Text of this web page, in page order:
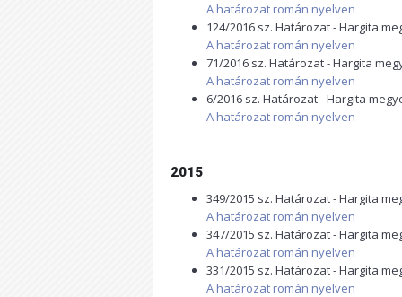
A határozat román nyelven
124/2016 sz. Határozat - Hargita
A határozat román nyelven
71/2016 sz. Határozat - Hargita
A határozat román nyelven
6/2016 sz. Határozat - Hargita
A határozat román nyelven
2015
349/2015 sz. Határozat - Hargita
A határozat román nyelven
347/2015 sz. Határozat - Hargita
A határozat román nyelven
331/2015 sz. Határozat - Hargita
A határozat román nyelven